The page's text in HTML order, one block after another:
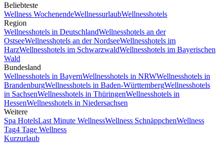
Beliebteste
Wellness WochenendeWellnessurlaubWellnesshotels
Region
Wellnesshotels in DeutschlandWellnesshotels an der
OstseeWellnesshotels an der NordseeWellnesshotels im
HarzWellnesshotels im SchwarzwaldWellnesshotels im Bayerischen
Wald
Bundesland
Wellnesshotels in BayernWellnesshotels in NRWWellnesshotels in
BrandenburgWellnesshotels in Baden-WürttembergWellnesshotels
in SachsenWellnesshotels in ThüringenWellnesshotels in
HessenWellnesshotels in Niedersachsen
Weitere
Spa HotelsLast Minute WellnessWellness SchnäppchenWellness
Tag4 Tage Wellness
Kurzurlaub